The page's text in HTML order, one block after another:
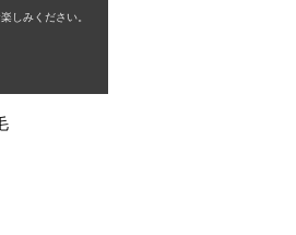
しみください。